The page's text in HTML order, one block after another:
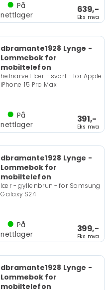
639,-
Eks mva
På
nettlager
dbramante1928 Lynge -
Lommebok for
mobiltelefon
helnarvet lær - svart - for Apple
iPhone 15 Pro Max
391,-
Eks mva
På
nettlager
dbramante1928 Lynge -
Lommebok for
mobiltelefon
lær - gyllenbrun - for Samsung
Galaxy S24
399,-
Eks mva
På
nettlager
dbramante1928 Lynge -
Lommebok for
mobiltelefon